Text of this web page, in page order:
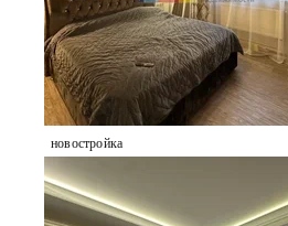
новостройка